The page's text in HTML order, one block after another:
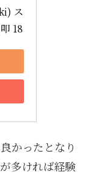
ス
18
かったとなり
多ければ経験